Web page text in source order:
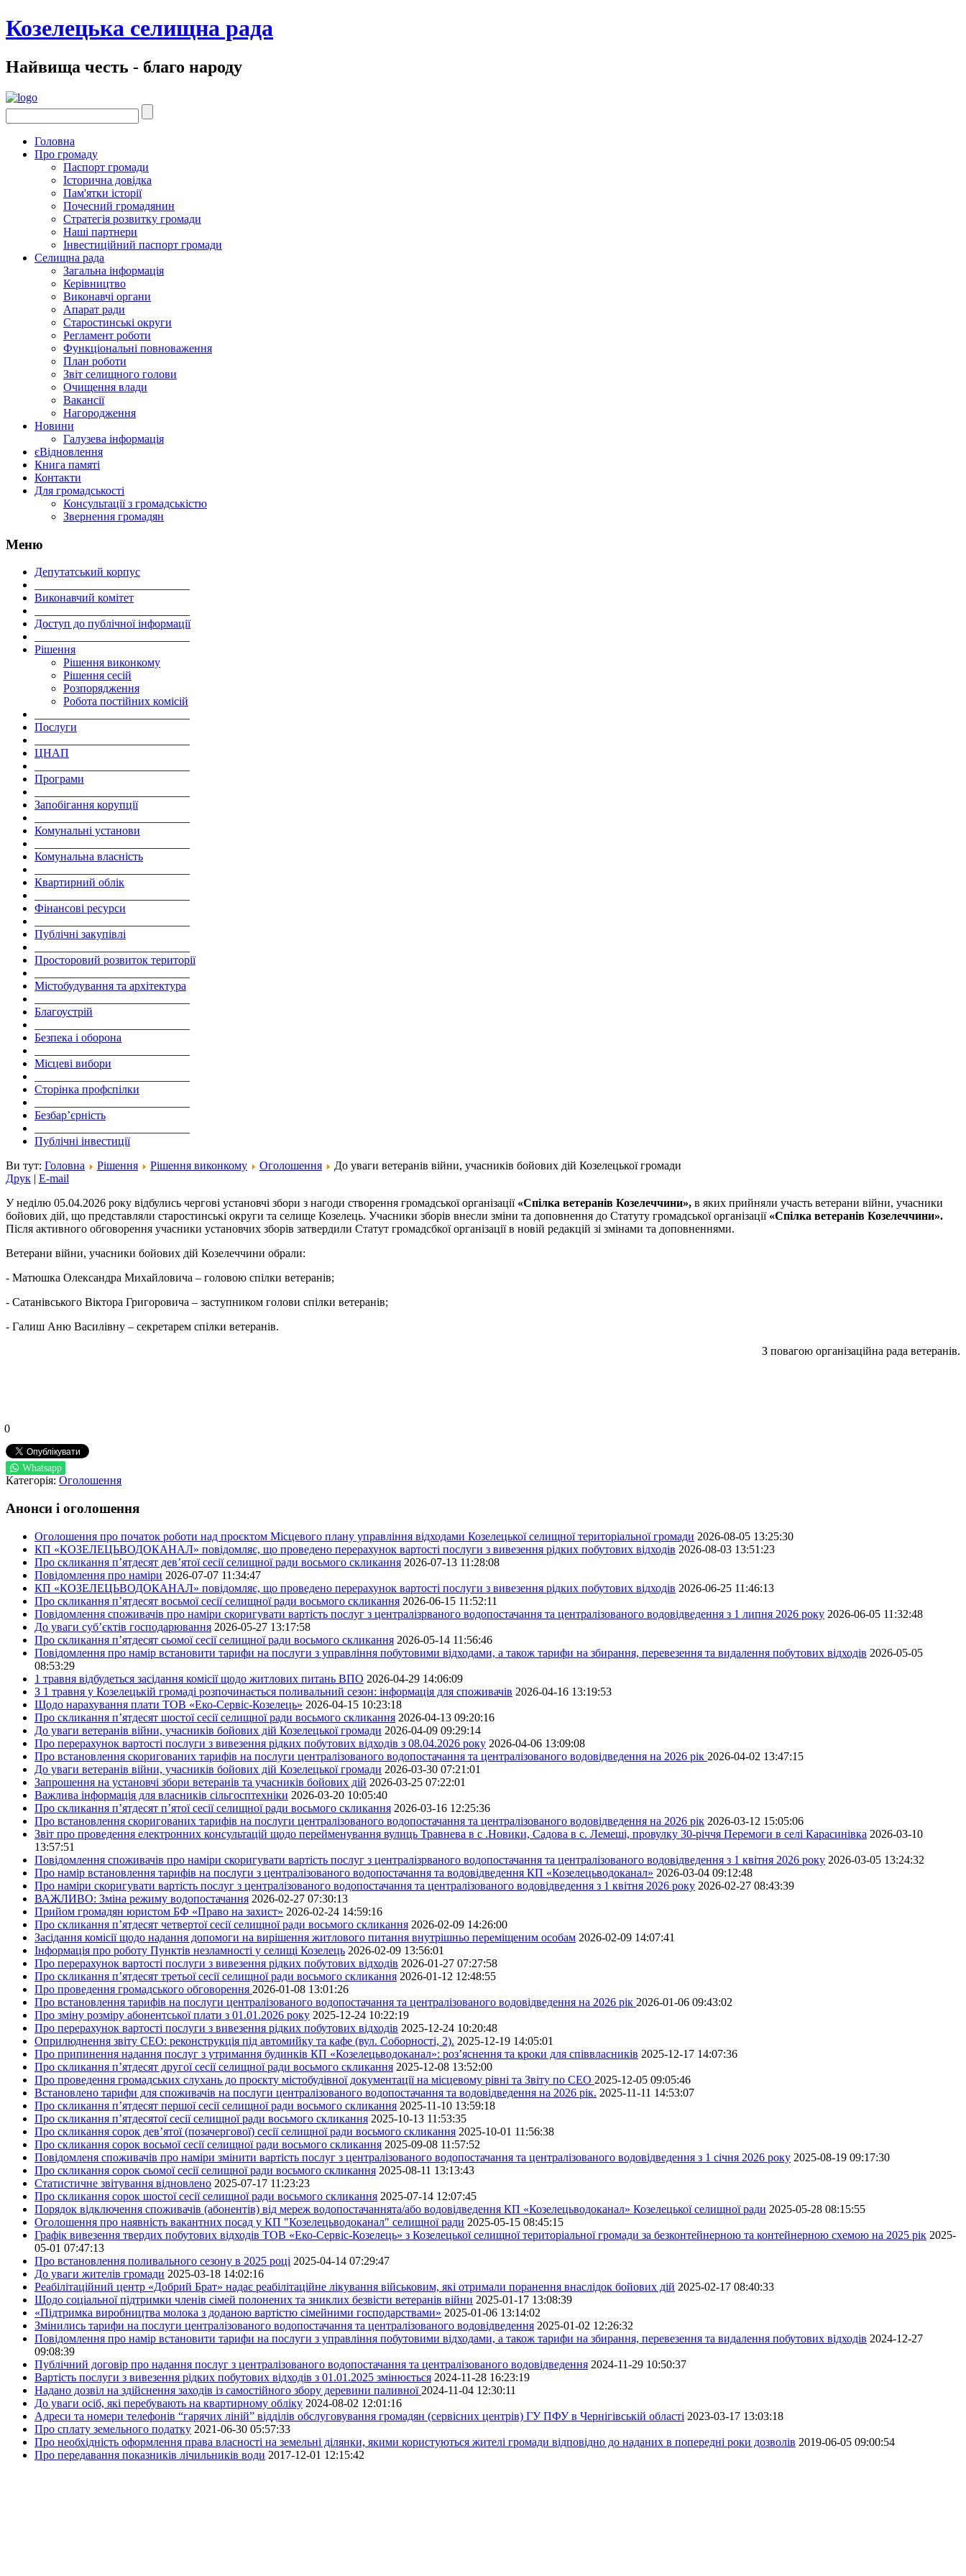
Козелецька селищна рада
Найвища честь - благо народу
Головна
Про громаду
Паспорт громади
Історична довідка
Пам'ятки історії
Почесний громадянин
Стратегія розвитку громади
Наші партнери
Інвестиційний паспорт громади
Селищна рада
Загальна інформація
Керівництво
Виконавчі органи
Апарат ради
Старостинські округи
Регламент роботи
Функціональні повноваження
План роботи
Звіт селищного голови
Очищення влади
Вакансії
Нагородження
Новини
Галузева інформація
єВідновлення
Книга памяті
Контакти
Для громадськості
Консультації з громадськістю
Звернення громадян
Меню
Депутатський корпус
Виконавчий комітет
Доступ до публічної інформації
Рішення
Рішення виконкому
Рішення сесій
Розпорядження
Робота постійних комісій
Послуги
ЦНАП
Програми
Запобігання корупції
Комунальні установи
Комунальна власність
Квартирний облік
Фінансові ресурси
Публічні закупівлі
Просторовий розвиток території
Містобудування та архітектура
Благоустрій
Безпека і оборона
Місцеві вибори
Сторінка профспілки
Безбар’єрність
Публічні інвестиції
Ви тут: Головна Рішення Рішення виконкому Оголошення
До уваги ветеранів війни, учасників бойових дій Козелецької громади
Друк | E-mail
У неділю 05.04.2026 року відбулись чергові установчі збори з нагоди створення громадської організації «Спілка ветеранів Козелеччини», в яких прийняли участь ветерани війни, учасники
бойових дій, що представляли старостинські округи та селище Козелець. Учасники зборів внесли зміни та доповнення до Статуту громадської організації «Спілка ветеранів Козелеччини».
Після активного обговорення учасники установчих зборів затвердили Статут громадсбкої організації в новій редакцій зі змінами та доповненнями.
Ветерани війни, учасники бойових дій Козелеччини обрали:
- Матюшка Олександра Михайловича – головою спілки ветеранів;
- Сатанівського Віктора Григоровича – заступником голови спілки ветеранів;
- Галиш Аню Василівну – секретарем спілки ветеранів.
З повагою організаційна рада ветеранів.
0
Whatsapp
Категорія: Оголошення
Анонси і оголошення
Оголошення про початок роботи над проєктом Місцевого плану управління відходами Козелецької селищної територіальної громади 2026-08-05 13:25:30
КП «КОЗЕЛЕЦЬВОДОКАНАЛ» повідомляє, що проведено перерахунок вартості послуги з вивезення рідких побутових відходів 2026-08-03 13:51:23
Про скликання п’ятдесят дев’ятої сесії селищної ради восьмого скликання 2026-07-13 11:28:08
Повідомлення про наміри 2026-07-07 11:34:47
КП «КОЗЕЛЕЦЬВОДОКАНАЛ» повідомляє, що проведено перерахунок вартості послуги з вивезення рідких побутових відходів 2026-06-25 11:46:13
Про скликання п’ятдесят восьмої сесії селищної ради восьмого скликання 2026-06-15 11:52:11
Повідомлення споживачів про наміри скоригувати вартість послуг з централізрваного водопостачання та централізованого водовідведення з 1 липня 2026 року 2026-06-05 11:32:48
До уваги суб’єктів господарювання 2026-05-27 13:17:58
Про скликання п’ятдесят сьомої сесії селищної ради восьмого скликання 2026-05-14 11:56:46
Повідомлення про намір встановити тарифи на послуги з управління побутовими відходами, а також тарифи на збирання, перевезення та видалення побутових відходів 2026-05-05
08:53:29
1 травня відбудеться засідання комісії щодо житлових питань ВПО 2026-04-29 14:06:09
З 1 травня у Козелецькій громаді розпочинається поливальний сезон: інформація для споживачів 2026-04-16 13:19:53
Щодо нарахування плати ТОВ «Еко-Сервіс-Козелець» 2026-04-15 10:23:18
Про скликання п’ятдесят шостої сесії селищної ради восьмого скликання 2026-04-13 09:20:16
До уваги ветеранів війни, учасників бойових дій Козелецької громади 2026-04-09 09:29:14
Про перерахунок вартості послуги з вивезення рідких побутових відходів з 08.04.2026 року 2026-04-06 13:09:08
Про встановлення скоригованих тарифів на послуги централізованого водопостачання та централізованого водовідведення на 2026 рік 2026-04-02 13:47:15
До уваги ветеранів війни, учасників бойових дій Козелецької громади 2026-03-30 07:21:01
Запрошення на установчі збори ветеранів та учасників бойових дій 2026-03-25 07:22:01
Важлива інформація для власників сільгосптехніки 2026-03-20 10:05:40
Про скликання п’ятдесят п’ятої сесії селищної ради восьмого скликання 2026-03-16 12:25:36
Про встановлення скоригованих тарифів на послуги централізованого водопостачання та централізованого водовідведення на 2026 рік 2026-03-12 15:05:06
Звіт про проведення електронних консультацій щодо перейменування вулиць Травнева в с .Новики, Садова в с. Лемеші, провулку 30-річчя Перемоги в селі Карасинівка 2026-03-10
13:57:51
Повідомлення споживачів про наміри скоригувати вартість послуг з централізрваного водопостачання та централізованого водовідведення з 1 квітня 2026 року 2026-03-05 13:24:32
Про намір встановлення тарифів на послуги з централізованого водопостачання та водовідведення КП «Козелецьводоканал» 2026-03-04 09:12:48
Про наміри скоригувати вартість послуг з централізованого водопостачання та централізованого водовідведення з 1 квітня 2026 року 2026-02-27 08:43:39
ВАЖЛИВО: Зміна режиму водопостачання 2026-02-27 07:30:13
Прийом громадян юристом БФ «Право на захист» 2026-02-24 14:59:16
Про скликання п’ятдесят четвертої сесії селищної ради восьмого скликання 2026-02-09 14:26:00
Засідання комісії щодо надання допомоги на вирішення житлового питання внутрішньо переміщеним особам 2026-02-09 14:07:41
Інформація про роботу Пунктів незламності у селищі Козелець 2026-02-09 13:56:01
Про перерахунок вартості послуги з вивезення рідких побутових відходів 2026-01-27 07:27:58
Про скликання п’ятдесят третьої сесії селищної ради восьмого скликання 2026-01-12 12:48:55
Про проведення громадського обговорення 2026-01-08 13:01:26
Про встановлення тарифів на послуги централізованого водопостачання та централізованого водовідведення на 2026 рік 2026-01-06 09:43:02
Про зміну розміру абонентської плати з 01.01.2026 року 2025-12-24 10:22:19
Про перерахунок вартості послуги з вивезення рідких побутових відходів 2025-12-24 10:20:48
Оприлюднення звіту СЕО: реконструкція під автомийку та кафе (вул. Соборності, 2). 2025-12-19 14:05:01
Про припинення надання послуг з утримання будинків КП «Козелецьводоканал»: роз’яснення та кроки для співвласників 2025-12-17 14:07:36
Про скликання п’ятдесят другої сесії селищної ради восьмого скликання 2025-12-08 13:52:00
Про проведення громадських слухань до проєкту містобудівної документації на місцевому рівні та Звіту по СЕО 2025-12-05 09:05:46
Встановлено тарифи для споживачів на послуги централізованого водопостачання та водовідведення на 2026 рік. 2025-11-11 14:53:07
Про скликання п’ятдесят першої сесії селищної ради восьмого скликання 2025-11-10 13:59:18
Про скликання п’ятдесятої сесії селищної ради восьмого скликання 2025-10-13 11:53:35
Про скликання сорок дев’ятої (позачергової) сесії селищної ради восьмого скликання 2025-10-01 11:56:38
Про скликання сорок восьмої сесії селищної ради восьмого скликання 2025-09-08 11:57:52
Повідомленя споживачів про наміри змінити вартість послуг з централізованого водопостачання та централізованого водовідведення з 1 січня 2026 року 2025-08-19 09:17:30
Про скликання сорок сьомої сесії селищної ради восьмого скликання 2025-08-11 13:13:43
Статистичне звітування відновлено 2025-07-17 11:23:23
Про скликання сорок шостої сесії селищної ради восьмого скликання 2025-07-14 12:07:45
Порядок відключення споживачів (абонентів) від мереж водопостачаннята/або водовідведення КП «Козелецьводоканал» Козелецької селищної ради 2025-05-28 08:15:55
Оголошення про наявність вакантних посад у КП "Козелецьводоканал" селищної ради 2025-05-15 08:45:15
Графік вивезення твердих побутових відходів ТОВ «Еко-Сервіс-Козелець» з Козелецької селищної територіальної громади за безконтейнерною та контейнерною схемою на 2025 рік 2025-
05-01 07:47:13
Про встановлення поливального сезону в 2025 році 2025-04-14 07:29:47
До уваги жителів громади 2025-03-18 14:02:16
Реабілітаційний центр «Добрий Брат» надає реабілітаційне лікування військовим, які отримали поранення внаслідок бойових дій 2025-02-17 08:40:33
Щодо соціальної підтримки членів сімей полонених та зниклих безвісти ветеранів війни 2025-01-17 13:08:39
«Підтримка виробництва молока з доданою вартістю сімейними господарствами» 2025-01-06 13:14:02
Змінились тарифи на послуги централізованого водопостачання та централізованого водовідведення 2025-01-02 12:26:32
Повідомлення про намір встановити тарифи на послуги з управління побутовими відходами, а також тарифи на збирання, перевезення та видалення побутових відходів 2024-12-27
09:08:39
Публічний договір про надання послуг з централізованого водопостачання та централізованого водовідведення 2024-11-29 10:50:37
Вартість послуги з вивезення рідких побутових відходів з 01.01.2025 змінюється 2024-11-28 16:23:19
Надано дозвіл на здійснення заходів із самостійного збору деревини паливної 2024-11-04 12:30:11
До уваги осіб, які перебувають на квартирному обліку 2024-08-02 12:01:16
Адреси та номери телефонів “гарячих ліній” відділів обслуговування громадян (сервісних центрів) ГУ ПФУ в Чернігівській області 2023-03-17 13:03:18
Про сплату земельного податку 2021-06-30 05:57:33
Про необхідність оформлення права власності на земельні ділянки, якими користуються жителі громади відповідно до наданих в попередні роки дозволів 2019-06-05 09:00:54
Про передавання показників лічильників води 2017-12-01 12:15:42